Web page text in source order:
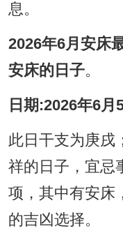
息。
2026年6月安床
安床的日子。
日期:2026年6
此日干支为庚戌
祥的日子，宜忌
项，其中有安床
的吉凶选择。